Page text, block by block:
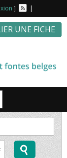
] |
UNE FICHE